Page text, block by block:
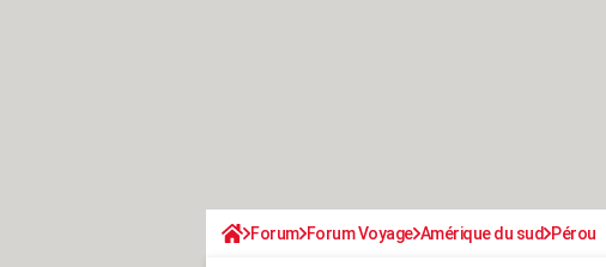
Forum Forum Voyage Amérique du sud Pérou